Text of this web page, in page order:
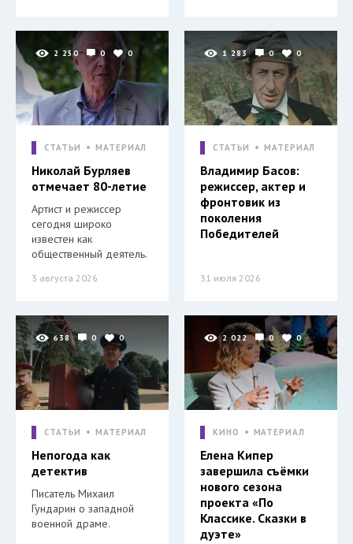
2 250 0 0
СТАТЬИ МАТЕРИАЛ
Николай Бурляев
отмечает 80-летие
Артист и режиссер
сегодня широко
известен как
общественный деятель.
3 августа 2026
1 283 0 0
СТАТЬИ МАТЕРИАЛ
Владимир Басов:
режиссер, актер и
фронтовик из
поколения
Победителей
31 июля 2026
638 0 0
СТАТЬИ МАТЕРИАЛ
Непогода как
детектив
Писатель Михаил
Гундарин о западной
военной драме.
2 022 0 0
КИНО МАТЕРИАЛ
Елена Кипер
завершила съёмки
нового сезона
проекта «По
Классике. Сказки в
дуэте»